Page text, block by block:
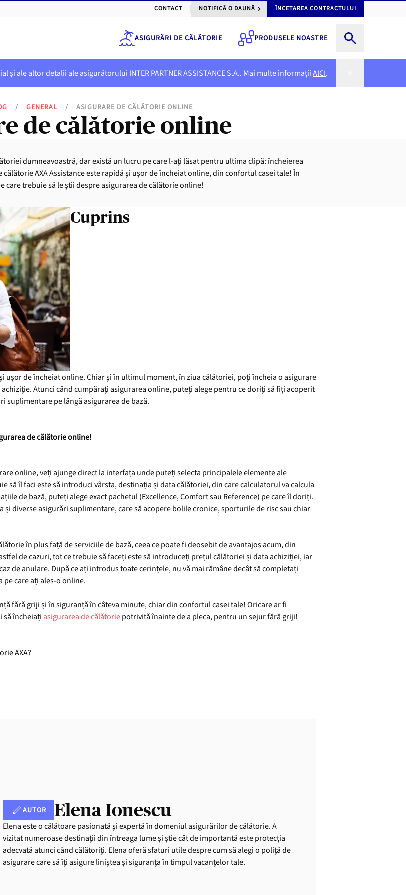
CONTACT NOTIFICĂ O DAUNĂ ÎNCETAREA CONTRACTULUI
ASIGURĂRI DE CĂLĂTORIE PRODUSELE NOASTRE
ale altor detalii ale asigurătorului INTER PARTNER ASSISTANCE S.A.. Mai multe informațiiAICI.
/ GENERAL / ASIGURARE DE CĂLĂTORIE ONLINE
de călătorie online
dumneavoastră, dar există un lucru pe care l-ați lăsat pentru ultima clipă: încheierea
AXA Assistance este rapidă și ușor de încheiat online, din confortul casei tale! În
trebuie să le știi despre asigurarea de călătorie online!
Cuprins
ușor de încheiat online. Chiar și în ultimul moment, în ziua călătoriei, poți încheia o asigurare
achiziție. Atunci când cumpărați asigurarea online, puteți alege pentru ce doriți să fiți acoperit
suplimentare pe lângă asigurarea de bază.
de călătorie online!
online, veți ajunge direct la interfața unde puteți selecta principalele elemente ale
să îl faci este să introduci vârsta, destinația și data călătoriei, din care calculatorul va calcula
de bază, puteți alege exact pachetul (Excellence, Comfort sau Reference) pe care îl doriți.
și diverse asigurări suplimentare, care să acopere bolile cronice, sporturile de risc sau chiar
în plus față de serviciile de bază, ceea ce poate fi deosebit de avantajos acum, din
de cazuri, tot ce trebuie să faceți este să introduceți prețul călătoriei și data achiziției, iar
de anulare. După ce ați introdus toate cerințele, nu vă mai rămâne decât să completați
care ați ales-o online.
fără griji și în siguranță în câteva minute, chiar din confortul casei tale! Oricare ar fi
să încheiați asigurarea de călătoriepotrivită înainte de a pleca, pentru un sejur fără griji!
AXA?
AUTOR Elena Ionescu
Elena este o călătoare pasionată și expertă în domeniul asigurărilor de călătorie. A
vizitat numeroase destinații din întreaga lume și știe cât de importantă este protecția
adecvată atunci când călătoriți. Elena oferă sfaturi utile despre cum să alegi o poliță de
asigurare care să îți asigure liniștea și siguranța în timpul vacanțelor tale.